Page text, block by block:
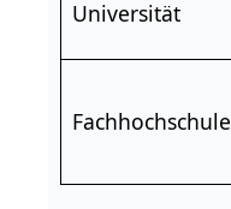
Universität
Fachhochschule